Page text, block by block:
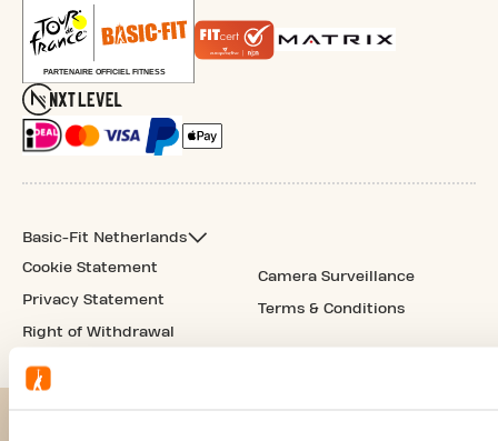
Basic-Fit Netherlands
Cookie Statement
Privacy Statement
Right of Withdrawal
Camera Surveillance
Terms & Conditions